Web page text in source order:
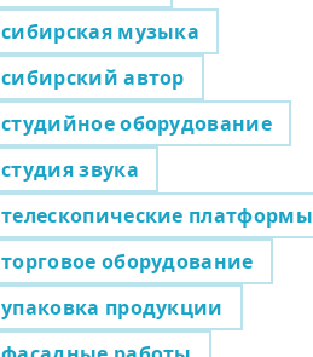
сибирская музыка
сибирский автор
студийное оборудование
студия звука
телескопические платформы
торговое оборудование
упаковка продукции